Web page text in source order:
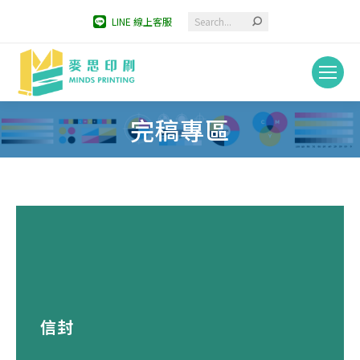
LINE 線上客服 Search:
完稿專區
You are here:
信封